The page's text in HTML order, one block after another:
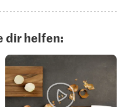
dir helfen: